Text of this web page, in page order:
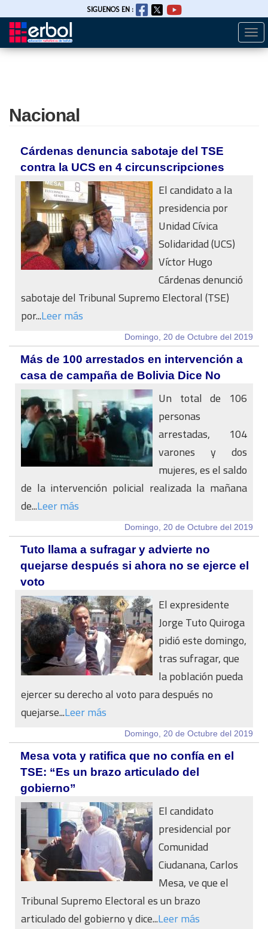
Pasar
SIGUENOS EN :
Nacional
Cárdenas denuncia sabotaje del TSE
contra la UCS en 4 circunscripciones
El candidato a la
presidencia por
Unidad Cívica
Solidaridad (UCS)
Víctor Hugo
Cárdenas denunció
sabotaje del Tribunal Supremo Electoral (TSE)
por...Leer más
Domingo, 20 de Octubre del 2019
Más de 100 arrestados en intervención a
casa de campaña de Bolivia Dice No
Un total de 106
personas
arrestadas, 104
varones y dos
mujeres, es el saldo
de la intervención policial realizada la mañana
de...Leer más
Domingo, 20 de Octubre del 2019
Tuto llama a sufragar y advierte no
quejarse después si ahora no se ejerce el
voto
El expresidente
Jorge Tuto Quiroga
pidió este domingo,
tras sufragar, que
la población pueda
ejercer su derecho al voto para después no
quejarse...Leer más
Domingo, 20 de Octubre del 2019
Mesa vota y ratifica que no confía en el
TSE: “Es un brazo articulado del
gobierno”
El candidato
presidencial por
Comunidad
Ciudanana, Carlos
Mesa, ve que el
Tribunal Supremo Electoral es un brazo
articulado del gobierno y dice...Leer más